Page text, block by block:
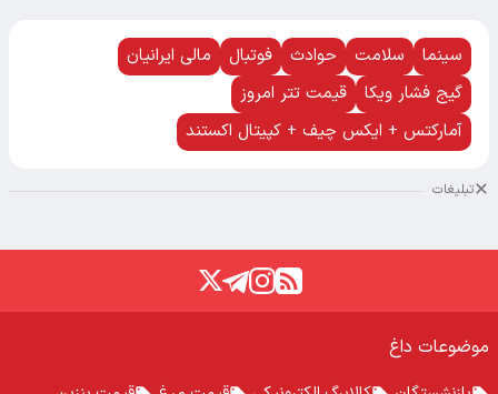
سینما سلامت حوادث فوتبال
مالی ایرانیان
گیج فشار ویکا
قیمت تتر امروز
آمارکتس + ایکس چیف + کپیتال اکستند
تبلیغات
موضوعات داغ